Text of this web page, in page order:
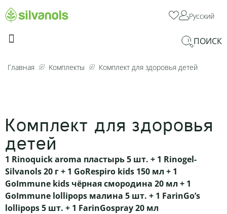
Русский
ПОИСК
Главная Kомплекты Комплект для здоровья детей
Комплект для здоровья
детей
1 Rinoquick aroma пластырь 5 шт. + 1 Rinogel-
Silvanols 20 г+ 1 GoRespiro kids 150 мл + 1
GoImmune kids чёрная смородина 20 мл + 1
GoImmune lollipops малина 5 шт. + 1 FarinGo’s
lollipops 5 шт. + 1 FarinGospray 20 мл